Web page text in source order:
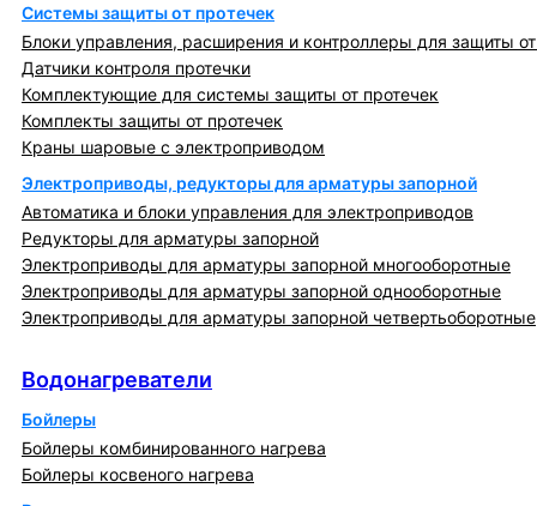
Системы защиты от протечек
Блоки управления, расширения и контроллеры для защиты
Датчики контроля протечки
Комплектующие для системы защиты от протечек
Комплекты защиты от протечек
Краны шаровые с электроприводом
Электроприводы, редукторы для арматуры запорной
Автоматика и блоки управления для электроприводов
Редукторы для арматуры запорной
Электроприводы для арматуры запорной многооборотные
Электроприводы для арматуры запорной однооборотные
Электроприводы для арматуры запорной четвертьоборотные
Водонагреватели
Бойлеры
Бойлеры комбинированного нагрева
Бойлеры косвеного нагрева